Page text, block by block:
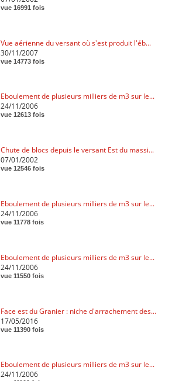
vue 16991 fois
Vue aérienne du versant où s'est produit l'éb...
30/11/2007
vue 14773 fois
Eboulement de plusieurs milliers de m3 sur le...
24/11/2006
vue 12613 fois
Chute de blocs depuis le versant Est du massi...
07/01/2002
vue 12546 fois
Eboulement de plusieurs milliers de m3 sur le...
24/11/2006
vue 11778 fois
Eboulement de plusieurs milliers de m3 sur le...
24/11/2006
vue 11550 fois
Face est du Granier : niche d'arrachement des...
17/05/2016
vue 11390 fois
Eboulement de plusieurs milliers de m3 sur le...
24/11/2006